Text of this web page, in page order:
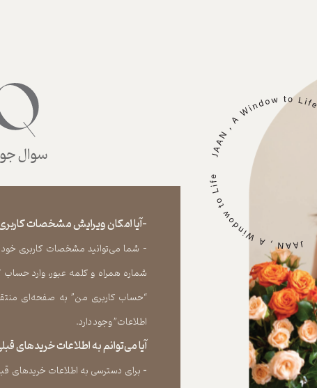
سوال
-آیا امکان ویرایش مشخصات
- شما می‏‌توانید مشخصات کاربری خود را
شماره همراه و کلمه عبور، وارد
“حساب کاربری من” به صفحه‏‌ای
اطلاعات” وجود دارد.​​​​​​​
آیا می‌‏توانم به اطلاعات خریدهای
​​​​​​​- برای دسترسی به اطلاعات خریدهای